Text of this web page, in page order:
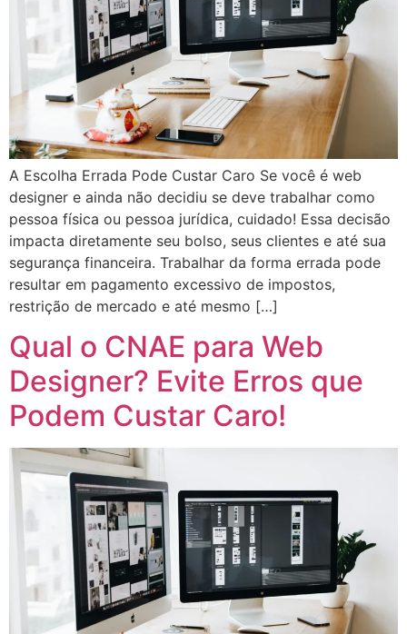
A Escolha Errada Pode Custar Caro Se você é web
designer e ainda não decidiu se deve trabalhar como
pessoa física ou pessoa jurídica, cuidado! Essa decisão
impacta diretamente seu bolso, seus clientes e até sua
segurança financeira. Trabalhar da forma errada pode
resultar em pagamento excessivo de impostos,
restrição de mercado e até mesmo […]
Qual o CNAE para Web
Designer? Evite Erros que
Podem Custar Caro!